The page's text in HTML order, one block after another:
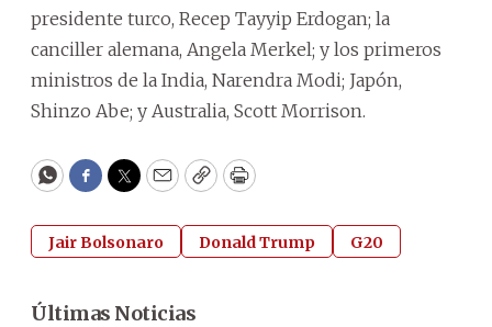
presidente turco, Recep Tayyip Erdogan; la
canciller alemana, Angela Merkel; y los primeros
ministros de la India, Narendra Modi; Japón,
Shinzo Abe; y Australia, Scott Morrison.
WhatsApp
Facebook
Twitter
EmailCopyPrint
Jair Bolsonaro Donald Trump G20
Últimas Noticias